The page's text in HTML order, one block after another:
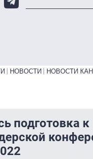
НОВОСТИ НОВОСТИ
подготовка к